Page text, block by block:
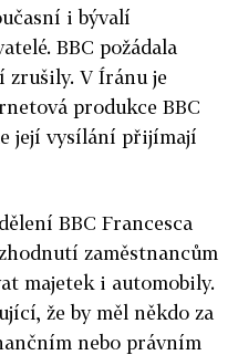
i bývalí
BBC požádala
zrušily. V Íránu je
produkce BBC
její vysílání přijímají
BBC Francesca
zaměstnancům
majetek i automobily.
že by měl někdo za
nebo právním